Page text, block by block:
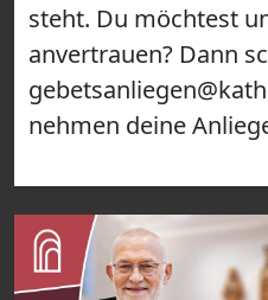
steht. Du möchtest
anvertrauen? Dann
nehmen deine